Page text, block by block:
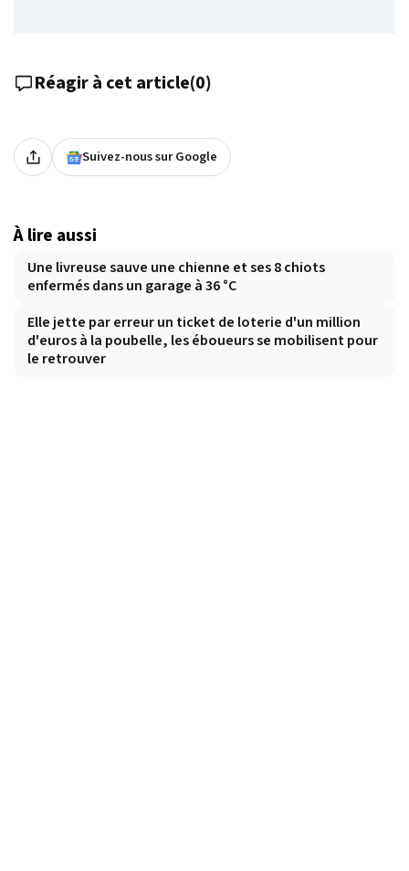
Réagir à cet article(0)
Suivez-nous sur Google
À lire aussi
Une livreuse sauve une chienne et ses 8 chiots
enfermés dans un garage à 36 °C
Elle jette par erreur un ticket de loterie d'un million
d'euros à la poubelle, les éboueurs se mobilisent pour
le retrouver